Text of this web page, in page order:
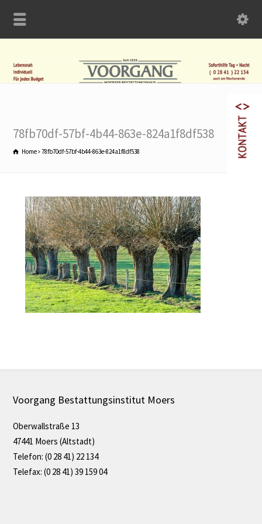
78fb70df-57bf-4b44-863e-824a1f8df538
Home 78fb70df-57bf-4b44-863e-824a1f8df538
Voorgang Bestattungsinstitut Moers
Oberwallstraße 13
47441 Moers (Altstadt)
Telefon: (0 28 41) 22 134
Telefax: (0 28 41) 39 159 04